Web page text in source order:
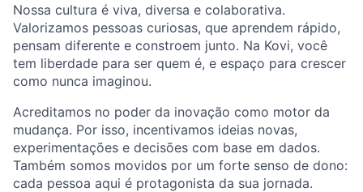
Nossa cultura é viva, diversa e colaborativa.
Valorizamos pessoas curiosas, que aprendem rápido,
pensam diferente e constroem junto. Na Kovi, você
tem liberdade para ser quem é, e espaço para crescer
como nunca imaginou.
Acreditamos no poder da inovação como motor da
mudança. Por isso, incentivamos ideias novas,
experimentações e decisões com base em dados.
Também somos movidos por um forte senso de dono:
cada pessoa aqui é protagonista da sua jornada.